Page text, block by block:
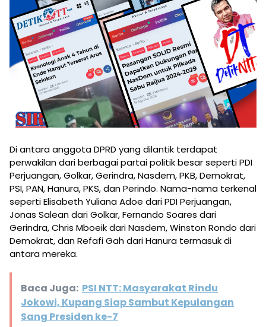
Di antara anggota DPRD yang dilantik terdapat
perwakilan dari berbagai partai politik besar seperti PDI
Perjuangan, Golkar, Gerindra, Nasdem, PKB, Demokrat,
PSI, PAN, Hanura, PKS, dan Perindo. Nama-nama terkenal
seperti Elisabeth Yuliana Adoe dari PDI Perjuangan,
Jonas Salean dari Golkar, Fernando Soares dari
Gerindra, Chris Mboeik dari Nasdem, Winston Rondo dari
Demokrat, dan Refafi Gah dari Hanura termasuk di
antara mereka.
Baca Juga: PSI NTT: Masyarakat Rindu
Jokowi, Kupang Siap Sambut Kepulangan
Sang Presiden ke-7